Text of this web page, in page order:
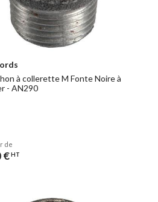
à collerette M Fonte Noire à
- AN290
de
€HT